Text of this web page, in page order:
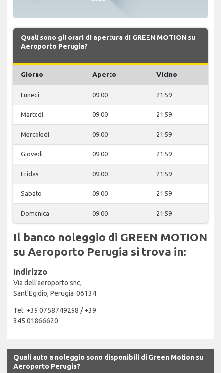
Quali sono gli orari di apertura di GREEN MOTION su
Aeroporto Perugia?
Giorno Aperto Vicino
Lunedi 09:00 21:59
Martedì 09:00 21:59
Mercoledì 09:00 21:59
Giovedi 09:00 21:59
Friday 09:00 21:59
Sabato 09:00 21:59
Domenica 09:00 21:59
Il banco noleggio di GREEN MOTION
su Aeroporto Perugia si trova in:
Indirizzo
Via dell'aeroporto snc,
Sant'Egidio, Perugia, 06134
Tel: +39 0758749298 / +39
345 01866620
Quali auto a noleggio sono disponibili di Green Motion su
Aeroporto Perugia?